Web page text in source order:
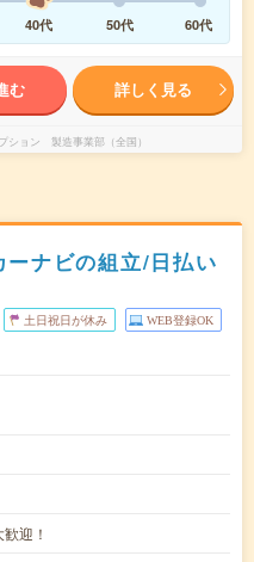
40代 50代 60代
む 詳しく見る
ション 製造事業部（全国）
ーナビの組立/日払い
土日祝日が休み WEB登録OK
迎！